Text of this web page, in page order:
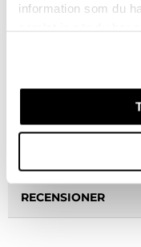
information som du
Snabba
RECENSIONER